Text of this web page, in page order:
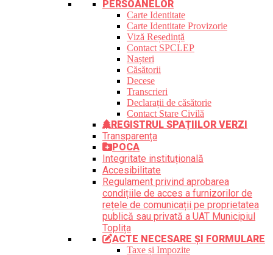
PERSOANELOR
Carte Identitate
Carte Identitate Provizorie
Viză Reședință
Contact SPCLEP
Nașteri
Căsătorii
Decese
Transcrieri
Declarații de căsătorie
Contact Stare Civilă
REGISTRUL SPAȚIILOR VERZI
Transparența
POCA
Integritate instituțională
Accesibilitate
Regulament privind aprobarea
condițiile de acces a furnizorilor de
rețele de comunicații pe proprietatea
publică sau privată a UAT Municipiul
Toplița
ACTE NECESARE ȘI FORMULARE
Taxe și Impozite